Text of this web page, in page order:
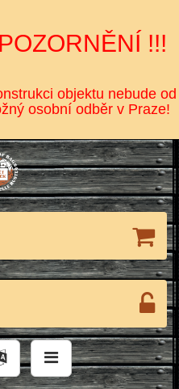
!!!
objektu nebude od
osobní odběr v Praze!